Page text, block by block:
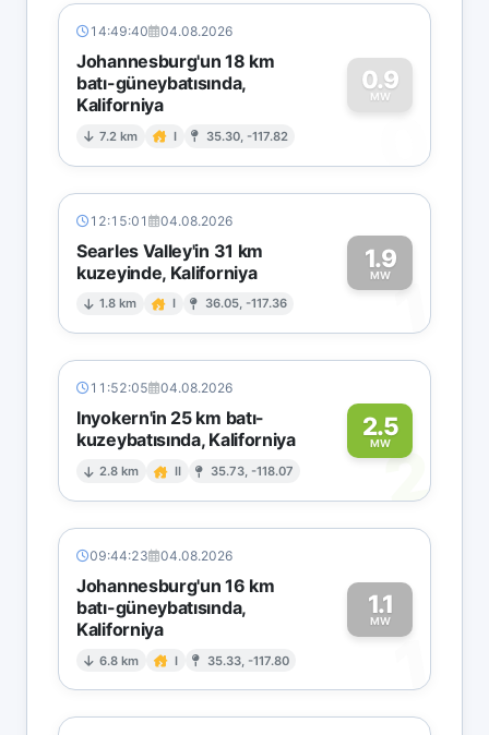
14:49:40 04.08.2026
Johannesburg'un 18 km
batı-güneybatısında,
Kaliforniya
7.2 km I 35.30, -117.82
0.9
MW
0
12:15:01 04.08.2026
Searles Valley'in 31 km
kuzeyinde, Kaliforniya
1.8 km I 36.05, -117.36
1.9
MW1
11:52:05 04.08.2026
Inyokern'in 25 km batı-
kuzeybatısında, Kaliforniya
2.8 km II 35.73, -118.07
2.5
MW2
09:44:23 04.08.2026
Johannesburg'un 16 km
batı-güneybatısında,
Kaliforniya
6.8 km I 35.33, -117.80
1.1
MW
1